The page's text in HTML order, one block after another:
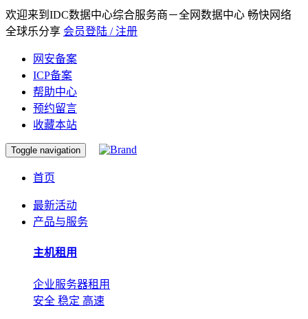
欢迎来到IDC数据中心综合服务商－全网数据中心 畅快网络
全球乐分享 会员登陆 / 注册
网安备案
ICP备案
帮助中心
预约留言
收藏本站
Toggle navigation
首页
最新活动
产品与服务
主机租用
企业服务器租用
安全 稳定 高速